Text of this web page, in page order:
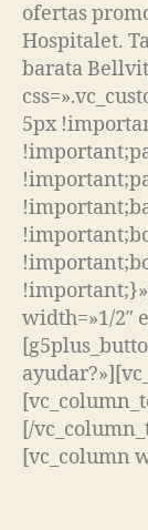
ofertas
Hospitalet.
barata
5px
width=»1/2″
[/
[vc_column